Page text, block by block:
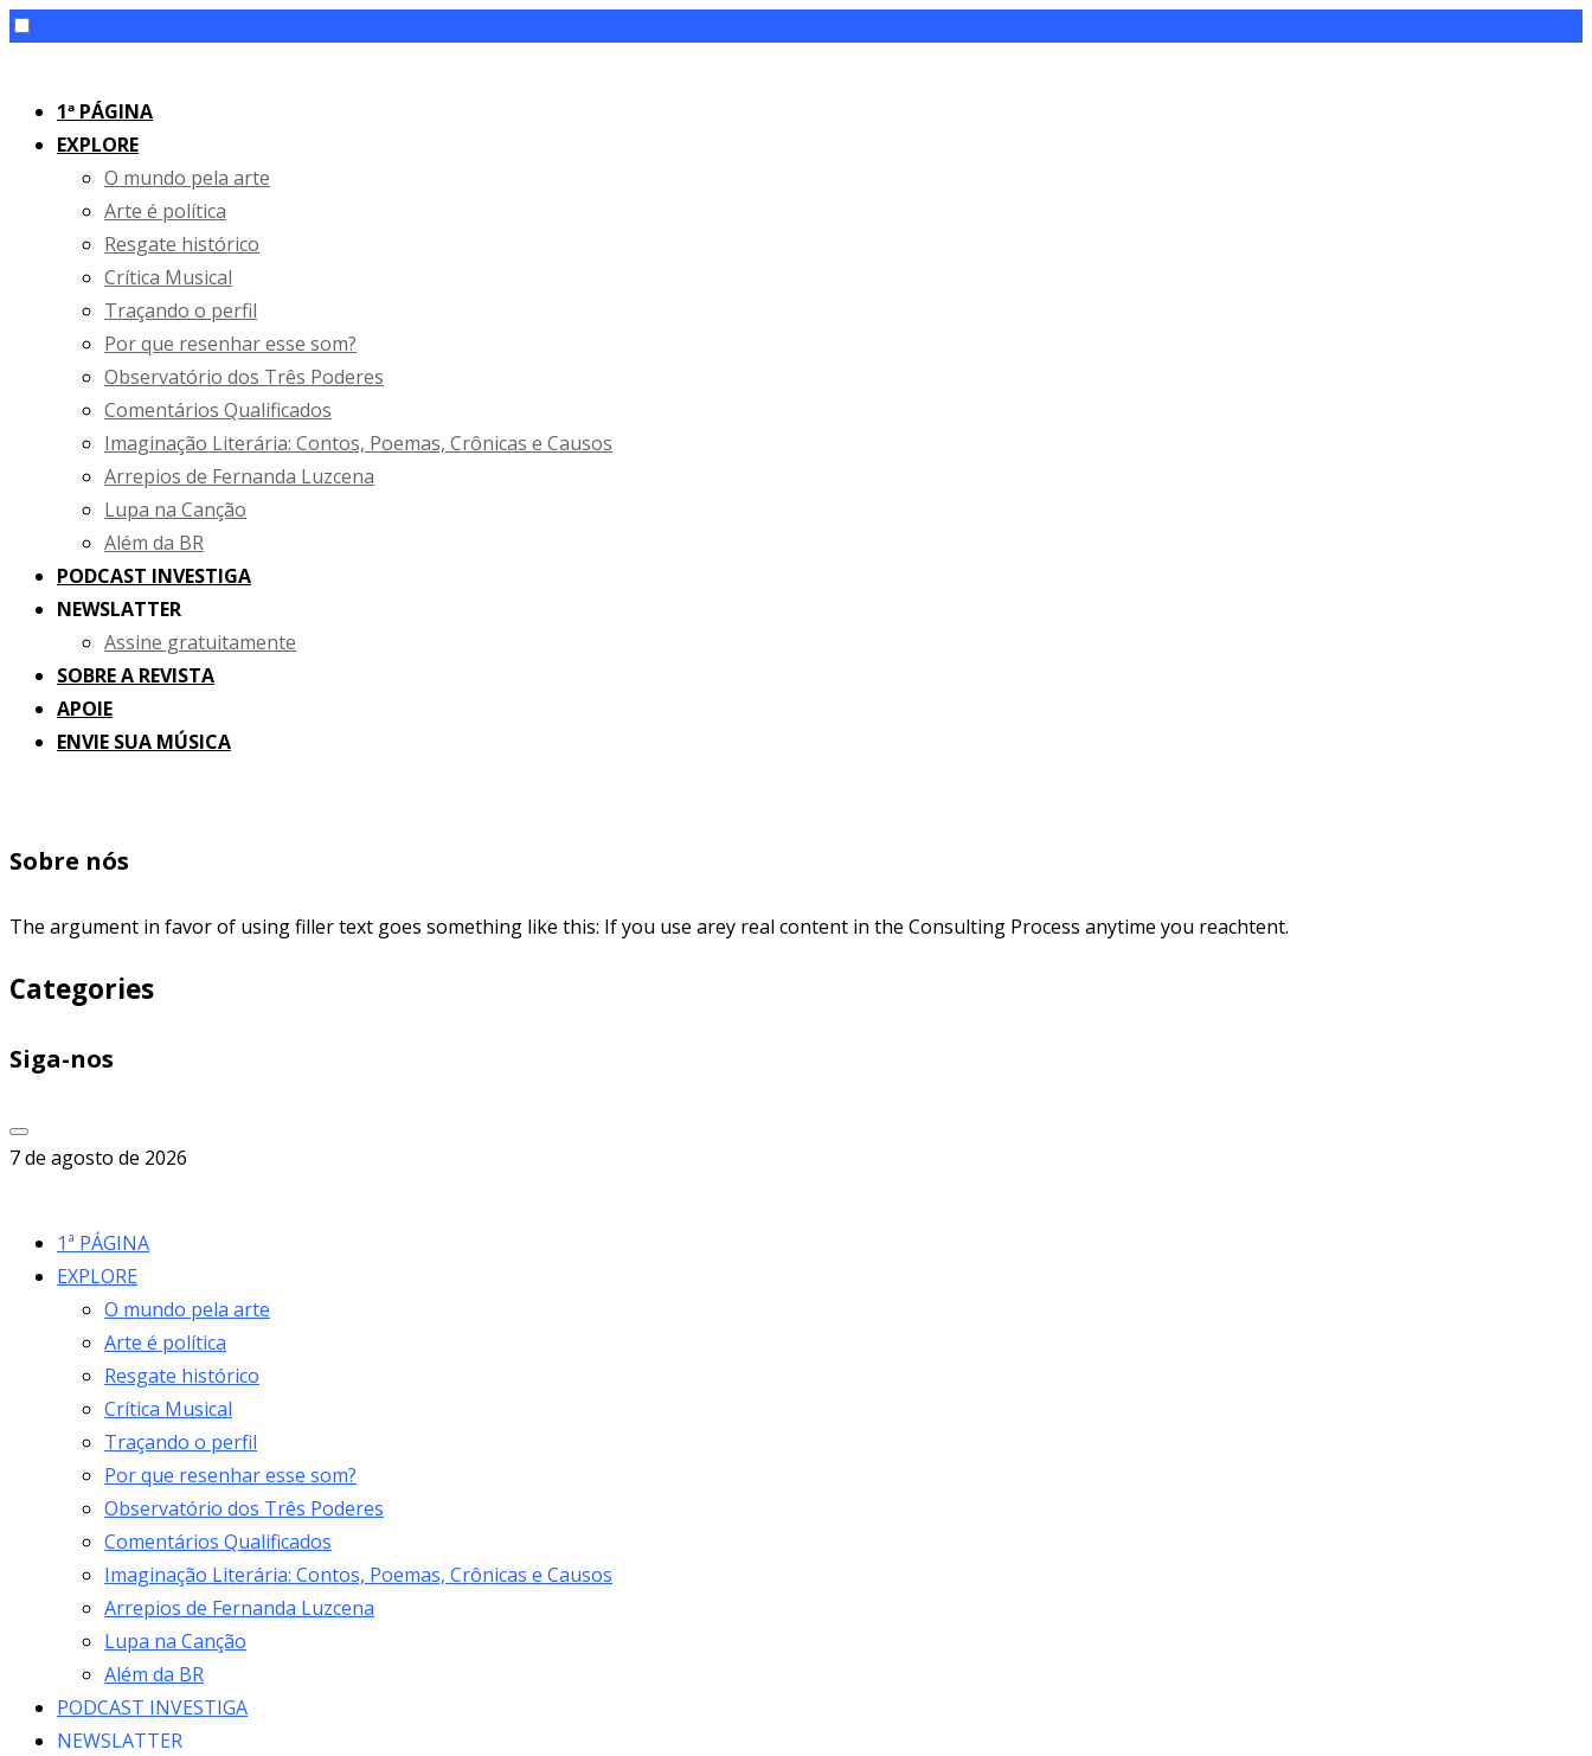
content1ª PÁGINA
EXPLORE
O mundo pela arte
Arte é política
Resgate histórico
Crítica Musical
Traçando o perfil
Por que resenhar esse som?
Observatório dos Três Poderes
Comentários Qualificados
Imaginação Literária: Contos, Poemas, Crônicas e Causos
Arrepios de Fernanda Luzcena
Lupa na Canção
Além da BR
PODCAST INVESTIGA
NEWSLATTER
Assine gratuitamente
SOBRE A REVISTA
APOIE
ENVIE SUA MÚSICA
Sobre nós
The argument in favor of using filler text goes something like this: If you use arey real content in the Consulting Process anytime you reachtent.
Categories
Siga-nos
7 de agosto de 2026
1ª PÁGINA
EXPLORE
O mundo pela arte
Arte é política
Resgate histórico
Crítica Musical
Traçando o perfil
Por que resenhar esse som?
Observatório dos Três Poderes
Comentários Qualificados
Imaginação Literária: Contos, Poemas, Crônicas e Causos
Arrepios de Fernanda Luzcena
Lupa na Canção
Além da BR
PODCAST INVESTIGA
NEWSLATTER